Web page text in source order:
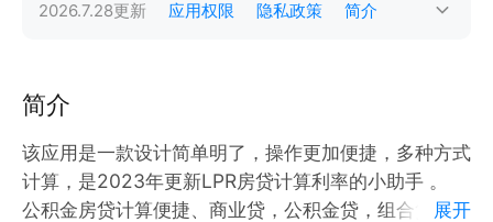
2026.7.28更新 应用权限 隐私政策 简介
简介
该应用是一款设计简单明了，操作更加便捷，多种方式
计算，是2023年更新LPR房贷计算利率的小助手 。
公积金房贷计算便捷、商业贷，公积金贷，组合贷等多
展开